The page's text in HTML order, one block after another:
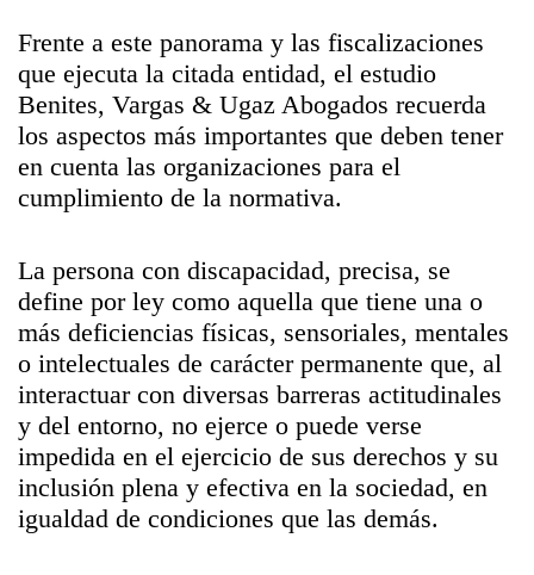
Frente a este panorama y las fiscalizaciones
que ejecuta la citada entidad, el estudio
Benites, Vargas & Ugaz Abogados recuerda
los aspectos más importantes que deben tener
en cuenta las organizaciones para el
cumplimiento de la normativa.
La persona con discapacidad, precisa, se
define por ley como aquella que tiene una o
más deficiencias físicas, sensoriales, mentales
o intelectuales de carácter permanente que, al
interactuar con diversas barreras actitudinales
y del entorno, no ejerce o puede verse
impedida en el ejercicio de sus derechos y su
inclusión plena y efectiva en la sociedad, en
igualdad de condiciones que las demás.